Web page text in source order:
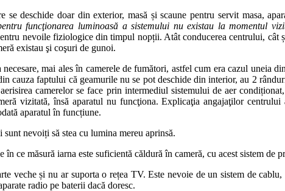
deschide doar din exterior, masă și scaune pentru servit masa,
funcţionarea luminoasă a sistemului nu existau la momentul
nevoile fiziologice din timpul nopții. Atât conducerea centrului, cât
existau şi coşuri de gunoi.
mai ales în camerele de fumători, astfel cum era cazul uneia
cauza faptului că geamurile nu se pot deschide din interior, au 2
camerelor se face prin intermediul sistemului de aer
vizitată, însă aparatul nu funcţiona. Explicaţia angajaţilor
aparatul în funcțiune.
nevoiți să stea cu lumina mereu aprinsă.
ce măsură iarna este suficientă căldură în cameră, cu acest sistem de
veche și nu ar suporta o rețea TV. Este nevoie de un sistem de
radio pe baterii dacă doresc.